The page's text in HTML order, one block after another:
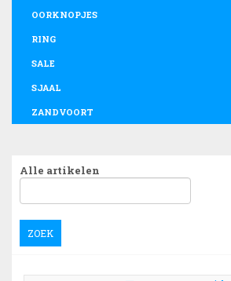
OORKNOPJES
RING
SALE
SJAAL
ZANDVOORT
Alle artikelen
ZOEK